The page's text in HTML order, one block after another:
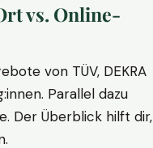
vs. Online-
von TÜV, DEKRA
Parallel dazu
Der Überblick hilft dir,